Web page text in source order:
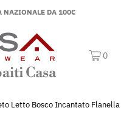
NAZIONALE DA 100€
0
Letto Bosco Incantato Flanella